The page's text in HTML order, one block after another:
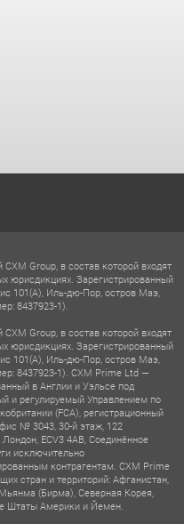
Group, в состав которой входят
юрисдикциях. Зарегистрированный
101(A), Иль-дю-Пор, остров Маэ,
8437923-1).
Group, в состав которой входят
юрисдикциях. Зарегистрированный
101(A), Иль-дю-Пор, остров Маэ,
8437923-1). CXM Prime Ltd —
в Англии и Уэльсе под
и регулируемый Управлением по
(FCA), регистрационный
№ 3043, 30-й этаж, 122
ECV3 4AB, Соединённое
исключительно
контрагентам. CXM Prime
стран и территорий: Афганистан,
(Бирма), Северная Корея,
Штаты Америки и Йемен.